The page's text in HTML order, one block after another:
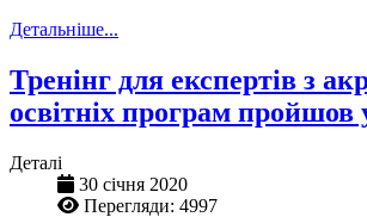
Детальніше...
Тренінг для експертів з
освітніх програм
Деталі
30 січня 2020
Перегляди: 4997